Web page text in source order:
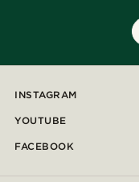
INSTAGRAM
YOUTUBE
FACEBOOK